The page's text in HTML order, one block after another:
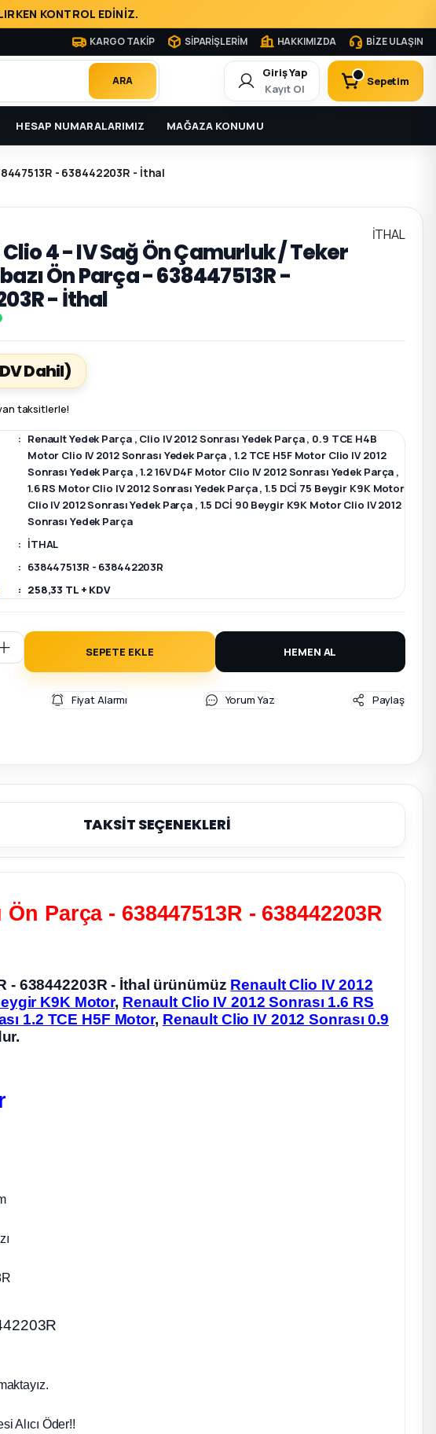
KONTROL EDİNİZ.
KARGO TAKİP SİPARİŞLERİM HAKKIMIZDA BİZE ULAŞIN
ARA
Giriş Yap
Kayıt Ol
Sepetim
HESAP NUMARALARIMIZ MAĞAZA KONUMU
- 638442203R - İthal
4 - IV Sağ Ön Çamurluk / Teker
Ön Parça - 638447513R -
- İthal
İTHAL
Dahil)
taksitlerle!
Renault Yedek Parça , Clio IV 2012 Sonrası Yedek Parça, 0.9 TCE H4B
Motor Clio IV 2012 Sonrası Yedek Parça , 1.2 TCE H5F Motor Clio IV 2012
Sonrası Yedek Parça ,1.2 16V D4F Motor Clio IV 2012 Sonrası Yedek Parça ,
1.6 RS Motor Clio IV 2012 Sonrası Yedek Parça,1.5 DCİ 75 Beygir K9K Motor
Clio IV 2012 Sonrası Yedek Parça , 1.5 DCİ 90 Beygir K9K Motor Clio IV 2012
Sonrası Yedek Parça
İTHAL
638447513R - 638442203R
258,33 TL + KDV
SEPETE EKLE HEMEN AL
Fiyat Alarmı Yorum Yaz Paylaş
TAKSİT SEÇENEKLERİ
Parça - 638447513R - 638442203R
- 638442203R - İthal ürünümüz Renault Clio IV 2012
K9K Motor, Renault Clio IV 2012 Sonrası 1.6 RS
1.2 TCE H5F Motor, Renault Clio IV 2012 Sonrası 0.9
Alıcı Öder!!